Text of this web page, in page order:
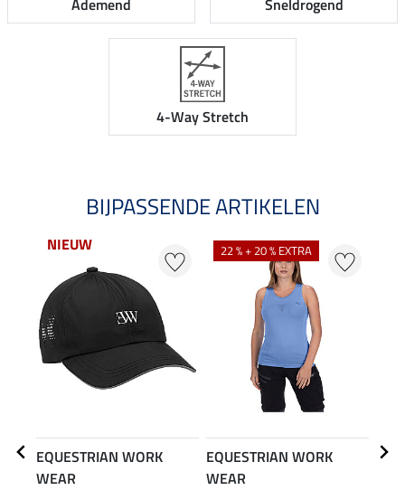
Ademend Sneldrogend
4-Way Stretch
BIJPASSENDE ARTIKELEN
NIEUW
EQUESTRIAN WORK
WEAR
22 % + 20 % EXTRA
EQUESTRIAN WORK
WEAR